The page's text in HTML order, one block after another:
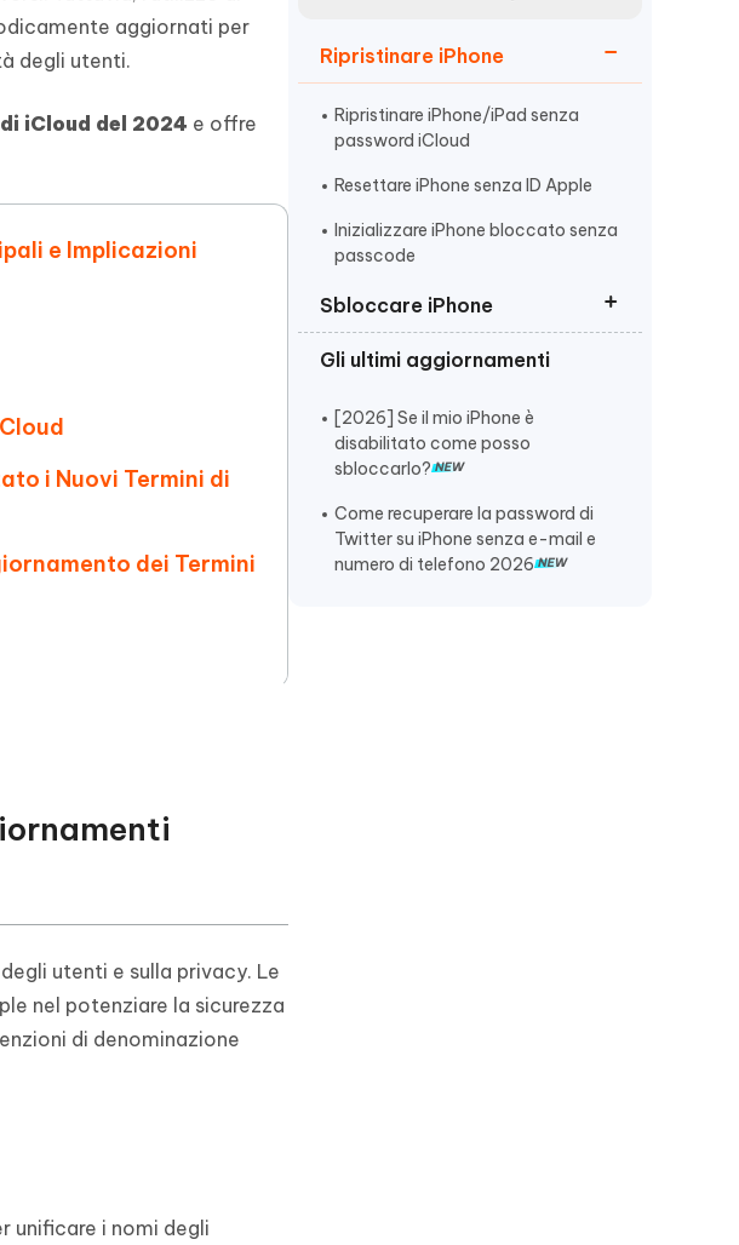
Altri Consigli Utili
chat Whatsapp
di documenti PDF con AI
AI Writer
con l'AI
Iniziare
Ripristinare iPhone
Ripristinare iPhone/iPad senza
password iCloud
Resettare iPhone senza ID Apple
Inizializzare iPhone bloccato senza
passcode
Sbloccare iPhone
Sbloccare iPhone/iPad Bloccato
Sbloccare un iPhone Non
Disponibile
Sbloccare iPhone disabilitato
senza codice
Gli ultimi aggiornamenti
[2026] Se il mio iPhone è
disabilitato come posso
sbloccarlo?
Come recuperare la password di
Twitter su iPhone senza e-mail e
numero di telefono 2026
aggiornati per
degli utenti.
iCloud del 2024 e offre
e Implicazioni
i Nuovi Termini di
dei Termini
Soluzione
utenti e sulla privacy. Le
nel potenziare la sicurezza
di denominazione
unificare i nomi degli